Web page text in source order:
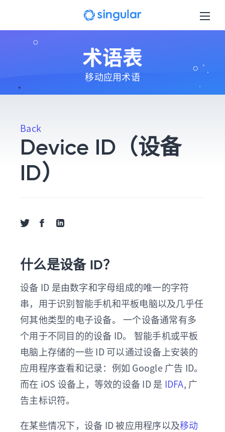
Skip to main content
术语表
移动应用术语
Back
Device ID（设备
ID）
Share via Twitter
Share via Facebook
Share via Linkedin
什么是设备 ID？
设备 ID 是由数字和字母组成的唯一的字符
串，用于识别智能手机和平板电脑以及几乎任
何其他类型的电子设备。 一个设备通常有多
个用于不同目的的设备 ID。 智能手机或平板
电脑上存储的一些 ID 可以通过设备上安装的
应用程序查看和记录：例如 Google 广告 ID。
而在 iOS 设备上，等效的设备 ID 是 IDFA, 广
告主标识符。
在某些情况下，设备 ID 被应用程序以及移动